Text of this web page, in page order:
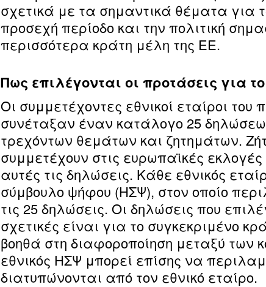
σχετικά με τα σημαντικά θέματα για
προσεχή περίοδο και την πολιτική
περισσότερα κράτη μέλη της ΕΕ.
Πως επιλέγονται οι προτάσεις για
Οι συμμετέχοντες εθνικοί εταίροι
συνέταξαν έναν κατάλογο 25
τρεχόντων θεμάτων και ζητημάτων.
συμμετέχουν στις ευρωπαϊκές
αυτές τις δηλώσεις. Κάθε εθνικός
σύμβουλο ψήφου (ΗΣΨ), στον οποίο
τις 25 δηλώσεις. Οι δηλώσεις που
σχετικές είναι για το συγκεκριμένο
βοηθά στη διαφοροποίηση μεταξύ των
εθνικός ΗΣΨ μπορεί επίσης να
διατυπώνονται από τον εθνικό εταίρο.